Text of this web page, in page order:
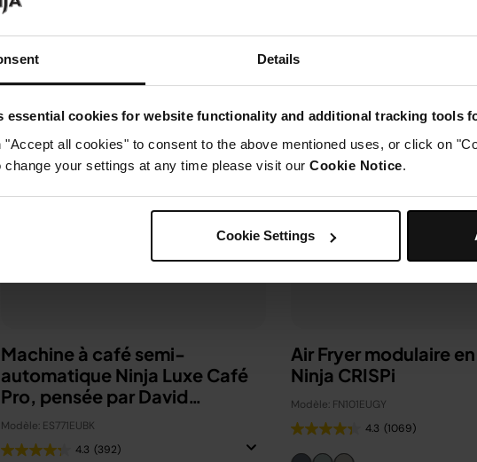
Details
essential cookies for website functionality and additional tracking tools
"Accept all cookies" to consent to the above mentioned uses, or click on
change your settings at any time please visit our Cookie Notice.
Cookie Settings
Machine à café semi-
automatique Ninja Luxe Café
Pro, pensée par David
Beckham
Modèle: ES771EUBK
4.3 (392)
Air Fryer modulaire
Ninja CRISPi
Modèle: FN101EUGY
4.3 (1069)